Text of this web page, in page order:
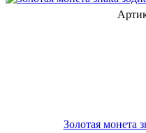
Золотая монета